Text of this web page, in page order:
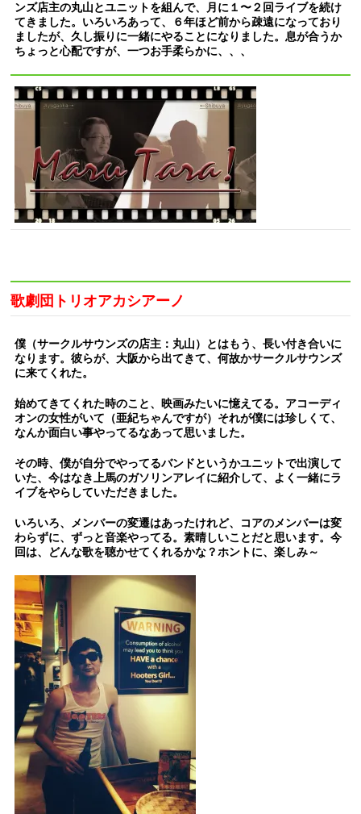
ンズ店主の丸山とユニットを組んで、月に１〜２回ライブを続け
てきました。いろいろあって、６年ほど前から疎遠になっており
ましたが、久し振りに一緒にやることになりました。息が合うか
ちょっと心配ですが、一つお手柔らかに、、、
歌劇団トリオアカシアーノ
僕（サークルサウンズの店主：丸山）とはもう、長い付き合いに
なります。彼らが、大阪から出てきて、何故かサークルサウンズ
に来てくれた。
始めてきてくれた時のこと、映画みたいに憶えてる。アコーディ
オンの女性がいて（亜紀ちゃんですが）それが僕には珍しくて、
なんか面白い事やってるなあって思いました。
その時、僕が自分でやってるバンドというかユニットで出演して
いた、今はなき上馬のガソリンアレイに紹介して、よく一緒にラ
イブをやらしていただきました。
いろいろ、メンバーの変遷はあったけれど、コアのメンバーは変
わらずに、ずっと音楽やってる。素晴しいことだと思います。今
回は、どんな歌を聴かせてくれるかな？ホントに、楽しみ～